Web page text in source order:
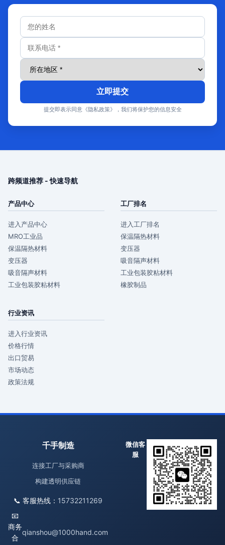
立即提交
提交即表示同意《隐私政策》，我们将保护您的信息安全
跨频道推荐 - 快速导航
产品中心
进入产品中心
MRO工业品
保温隔热材料
变压器
吸音隔声材料
工业包装胶粘材料
工厂排名
进入工厂排名
保温隔热材料
变压器
吸音隔声材料
工业包装胶粘材料
橡胶制品
行业资讯
进入行业资讯
价格行情
出口贸易
市场动态
政策法规
千手制造
连接工厂与采购商
构建透明供应链
📞 客服热线： 15732211269
📧
商务
合
qianshou@1000hand.com
微信客
服